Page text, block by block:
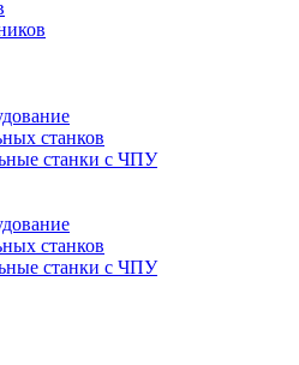
станков
станки с ЧПУ
станков
станки с ЧПУ